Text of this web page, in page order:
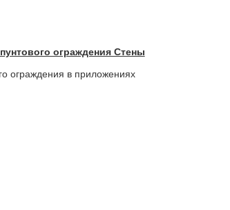
ограждения Стены
ограждения в приложениях